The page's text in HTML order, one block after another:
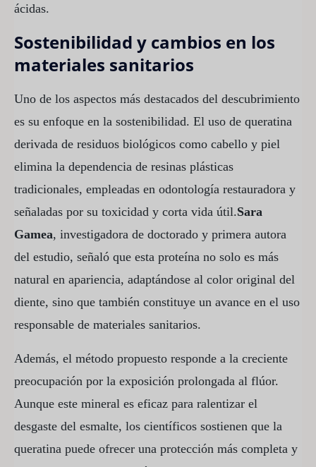
ácidas.
Sostenibilidad y cambios en los
materiales sanitarios
Uno de los aspectos más destacados del descubrimiento
es su enfoque en la sostenibilidad. El uso de queratina
derivada de residuos biológicos como cabello y piel
elimina la dependencia de resinas plásticas
tradicionales, empleadas en odontología restauradora y
señaladas por su toxicidad y corta vida útil.Sara
Gamea, investigadora de doctorado y primera autora
del estudio, señaló que esta proteína no solo es más
natural en apariencia, adaptándose al color original del
diente, sino que también constituye un avance en el uso
responsable de materiales sanitarios.
Además, el método propuesto responde a la creciente
preocupación por la exposición prolongada al flúor.
Aunque este mineral es eficaz para ralentizar el
desgaste del esmalte, los científicos sostienen que la
queratina puede ofrecer una protección más completa y